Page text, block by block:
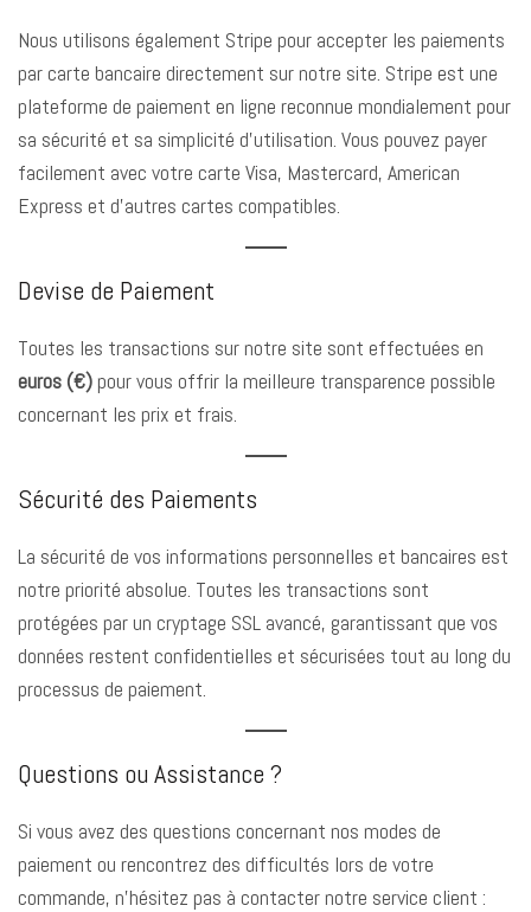
Nous utilisons également Stripe pour accepter les paiements
par carte bancaire directement sur notre site. Stripe est une
plateforme de paiement en ligne reconnue mondialement pour
sa sécurité et sa simplicité d’utilisation. Vous pouvez payer
facilement avec votre carte Visa, Mastercard, American
Express et d’autres cartes compatibles.
Devise de Paiement
Toutes les transactions sur notre site sont effectuées en
euros (€) pour vous offrir la meilleure transparence possible
concernant les prix et frais.
Sécurité des Paiements
La sécurité de vos informations personnelles et bancaires est
notre priorité absolue. Toutes les transactions sont
protégées par un cryptage SSL avancé, garantissant que vos
données restent confidentielles et sécurisées tout au long du
processus de paiement.
Questions ou Assistance ?
Si vous avez des questions concernant nos modes de
paiement ou rencontrez des difficultés lors de votre
commande, n’hésitez pas à contacter notre service client :